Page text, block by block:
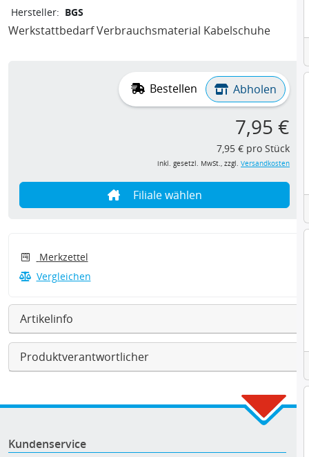
Hersteller: BGS
Werkstattbedarf Verbrauchsmaterial Kabelschuhe
Bestellen Abholen
7,95 €
7,95 € pro Stück
inkl. gesetzl. MwSt., zzgl. Versandkosten
Filiale wählen
Merkzettel
Vergleichen
Artikelinfo
Produktverantwortlicher
Kundenservice